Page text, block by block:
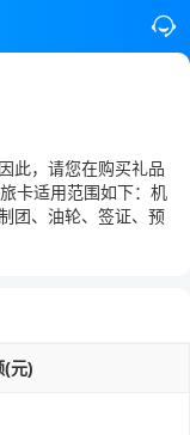
此，请您在购买礼品
卡适用范围如下：机
团、油轮、签证、预
(元)